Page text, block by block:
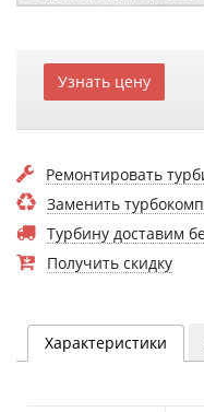
Узнать цену
Ремонтировать
Заменить
Турбину доставим
Получить скидку
Характеристики